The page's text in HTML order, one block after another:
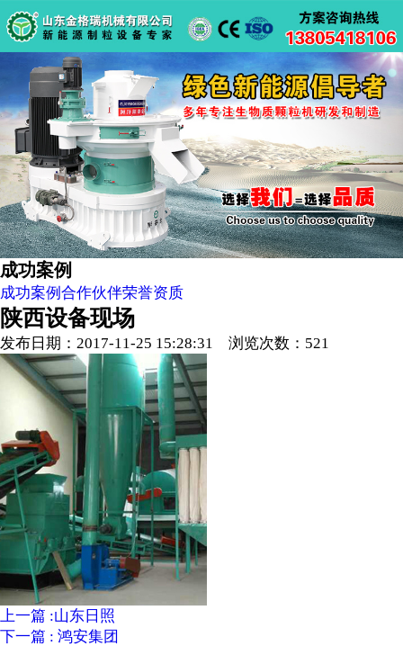
成功案例
成功案例 合作伙伴荣誉资质
陕西设备现场
发布日期：2017-11-25 15:28:31 浏览次数： 521
上一篇 :山东日照
下一篇 : 鸿安集团